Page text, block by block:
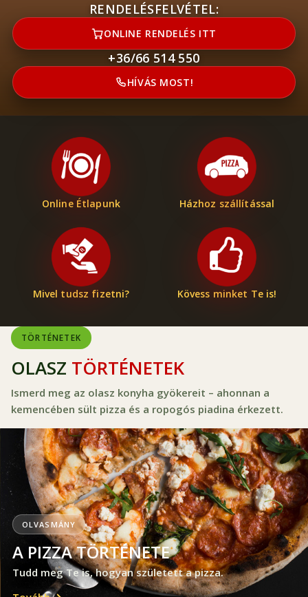
RENDELÉSFELVÉTEL:
ONLINE RENDELÉS ITT
+36/66 514 550
HÍVÁS MOST!
Online Étlapunk Házhoz szállítással
Mivel tudsz fizetni? Kövess minket Te is!
TÖRTÉNETEK
OLASZ TÖRTÉNETEK
Ismerd meg az olasz konyha gyökereit – ahonnan a
kemencében sült pizza és a ropogós piadina érkezett.
OLVASMÁNY
A PIZZA TÖRTÉNETE
Tudd meg Te is, hogyan született a pizza.